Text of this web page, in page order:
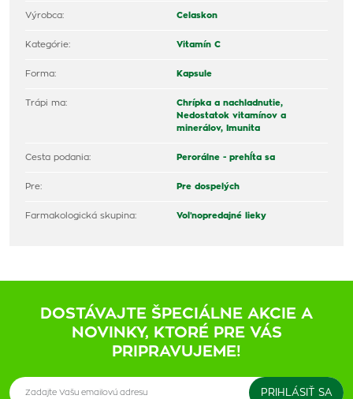
Výrobca: Celaskon
Kategórie: Vitamín C
Forma: Kapsule
Trápi ma:
Chrípka a nachladnutie,
Nedostatok vitamínov a
minerálov,
Imunita
Cesta podania: Perorálne - prehĺta sa
Pre: Pre dospelých
Farmakologická skupina: Voľnopredajné lieky
DOSTÁVAJTE ŠPECIÁLNE AKCIE A
NOVINKY, KTORÉ PRE VÁS
PRIPRAVUJEME!